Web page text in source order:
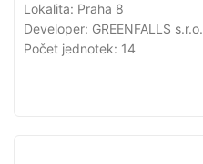
Lokalita: Praha 8
Developer: GREENFALLS s.r.o.
Počet jednotek: 14